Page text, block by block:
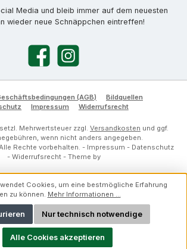
Media und bleib immer auf dem neuesten
wieder neue Schnäppchen eintreffen!
FacebookInstagram
(AGB)
Bildquellen
Impressum Widerrufsrecht
Mehrwertsteuer zzgl. Versandkosten und ggf.
wenn nicht anders angegeben.
Rechte vorbehalten. - Impressum - Datenschutz
- Widerrufsrecht- Theme by
Cookies, um eine bestmögliche Erfahrung
zu können. Mehr Informationen ...
Nur technisch notwendige
Alle Cookies akzeptieren